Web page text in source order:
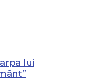
lui